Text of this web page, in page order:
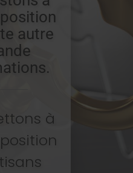
autre
à